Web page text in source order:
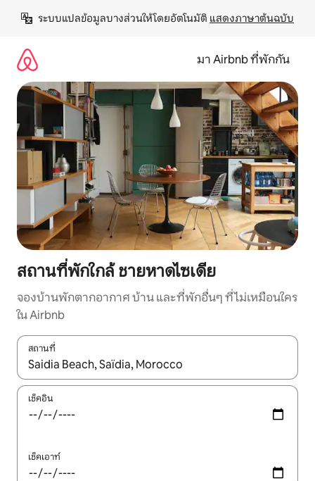
เนื้อหา
ระบบแปลข้อมูลบางส่วนให้โดยอัตโนมัติ แสดงภาษาต้นฉบับ
มา Airbnb ที่พักกัน
สถานที่พักใกล้ ชายหาดไซเดีย
จองบ้านพักตากอากาศ บ้าน และที่พักอื่นๆ ที่ไม่เหมือนใคร
ใน Airbnb
สถานที่
ใช้ลูกศรขึ้นลง หรือใช้การสัมผัสหรือปัด เพื่อสำรวจผลการค้นหา
เช็คอิน
เช็คเอาท์